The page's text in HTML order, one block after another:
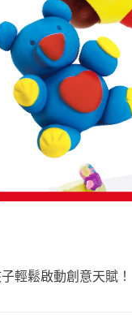
輕鬆啟動創意天賦！